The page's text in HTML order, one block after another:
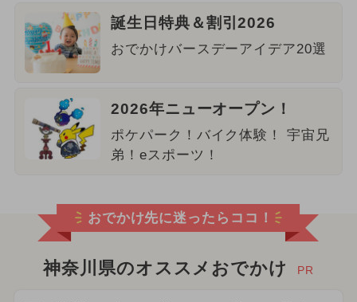
誕生日特典＆割引2026
おでかけバースデーアイデア20選
2026年ニューオープン！
ポケパーク！バイク体験！ 宇宙兄
弟！eスポーツ！
おでかけ先に迷ったらココ！
神奈川県のオススメおでかけ PR